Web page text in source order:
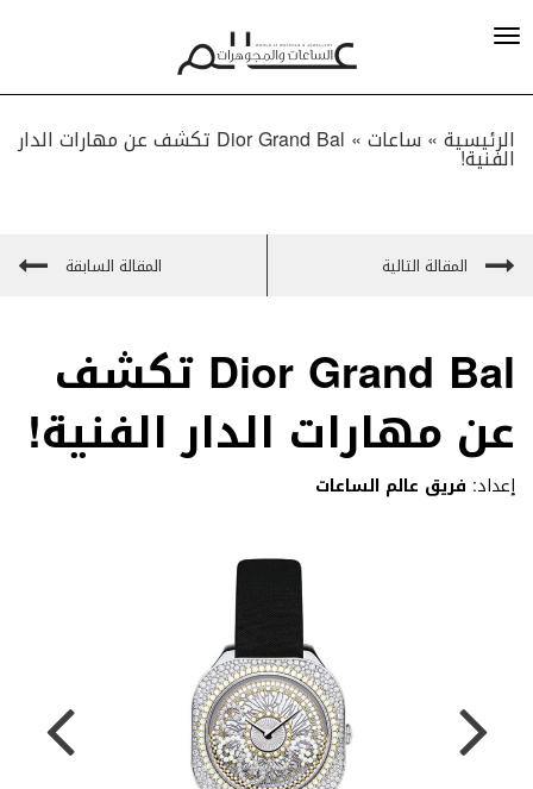
الرئيسية » ساعات» Dior Grand Bal تكشف عن مهارات الدار
الفنية!
المقالة التالية المقالة السابقة
Dior Grand Bal تكشف
عن مهارات الدار الفنية!
إعداد: فريق عالم الساعات